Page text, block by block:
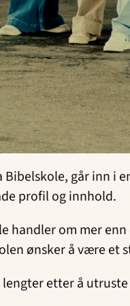
går inn i
profil og innhold.
handler om mer
ønsker å være
etter å